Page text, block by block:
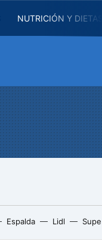
NUTRICIÓN Y
Espalda Lidl